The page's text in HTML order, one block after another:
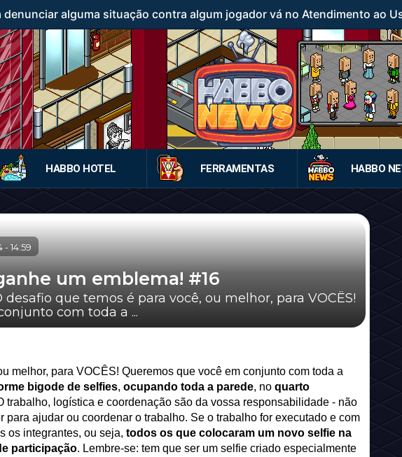
denunciar alguma situação contra algum jogador vá no Atendimento ao
HABBO HOTEL FERRAMENTAS HABBO
-14:59
um emblema! #16
é para você, ou melhor, para VOCÊS!
com toda a ...
melhor, para VOCÊS! Queremos que você em conjunto com toda a
bigode de selfies, ocupando toda a parede, no quarto
trabalho, logística e coordenação são da vossa responsabilidade - não
para ajudar ou coordenar o trabalho. Se o trabalho for executado e com
os integrantes, ou seja, todos os que colocaram um novo selfie na
participação. Lembre-se: tem que ser um selfie criado especialmente